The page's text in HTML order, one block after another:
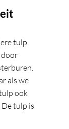
tulp
door
als we
ook
tulp is